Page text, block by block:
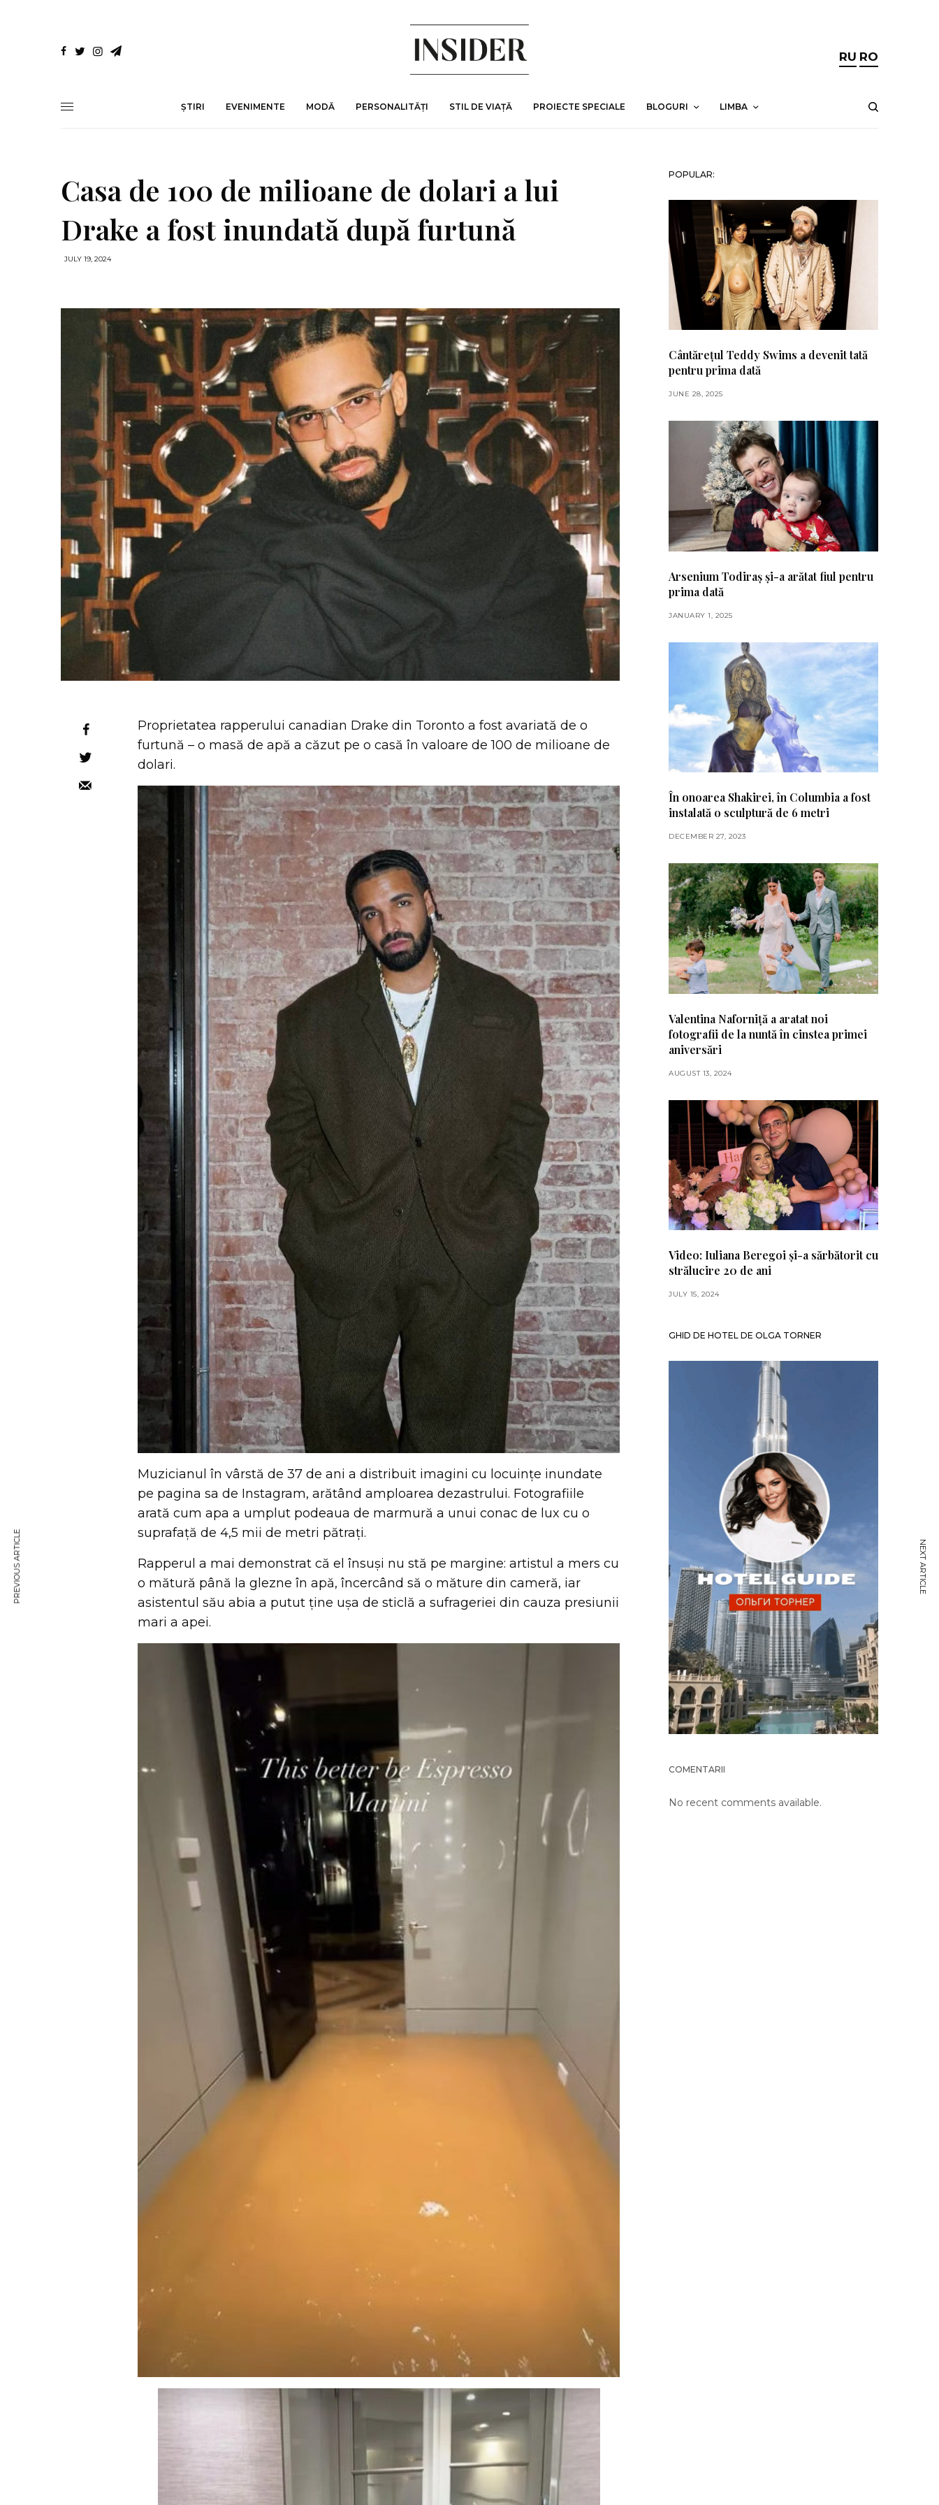
RU RO
ȘTIRI EVENIMENTE MODĂ PERSONALITĂȚI STIL DE VIAȚĂ PROIECTE SPECIALE BLOGURI LIMBA
Casa de 100 de milioane de dolari a lui
Drake a fost inundată după furtună
JULY 19, 2024
Proprietatea rapperului canadian Drake din Toronto a fost avariată de o
furtună – o masă de apă a căzut pe o casă în valoare de 100 de milioane de
dolari.
Muzicianul în vârstă de 37 de ani a distribuit imagini cu locuințe inundate
pe pagina sa de Instagram, arătând amploarea dezastrului. Fotografiile
arată cum apa a umplut podeaua de marmură a unui conac de lux cu o
suprafață de 4,5 mii de metri pătrați.
Rapperul a mai demonstrat că el însuși nu stă pe margine: artistul a mers cu
o mătură până la glezne în apă, încercând să o măture din cameră, iar
asistentul său abia a putut ține ușa de sticlă a sufrageriei din cauza presiunii
mari a apei.
POPULAR:
Cântărețul Teddy Swims a devenit tată
pentru prima dată
JUNE 28, 2025
Arsenium Todiraș și-a arătat fiul pentru
prima dată
JANUARY 1, 2025
În onoarea Shakirei, în Columbia a fost
instalată o sculptură de 6 metri
DECEMBER 27, 2023
Valentina Naforniță a aratat noi
fotografii de la nuntă în cinstea primei
aniversări
AUGUST 13, 2024
Video: Iuliana Beregoi și-a sărbătorit cu
strălucire 20 de ani
JULY 15, 2024
GHID DE HOTEL DE OLGA TORNER
COMENTARII
No recent comments available.
PREVIOUS ARTICLE NEXT ARTICLE